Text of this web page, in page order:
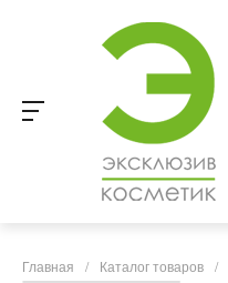
Главная / Каталог товаров /